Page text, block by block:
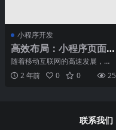
小程序开发
高效布局：小程序页面
结构与样式设计指南
随着移动互联网的高速发展，很
多企业开始逐渐转向小程序营
销，希望借助小程序来获得更
2 年前 0 0 25
联系我们